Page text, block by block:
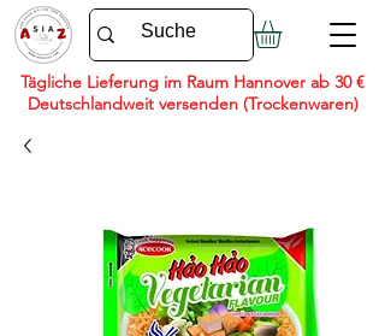
Tägliche Lieferung im Raum Hannover ab 30 €
Deutschlandweit versenden (Trockenwaren)